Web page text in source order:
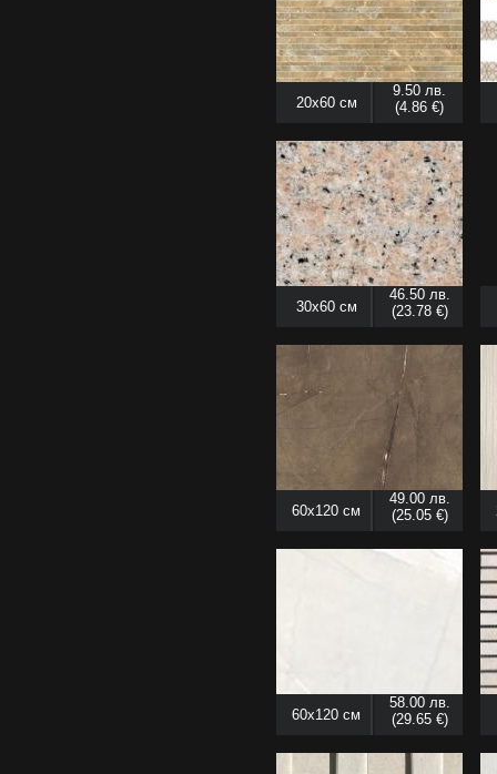
20x60 см
9.50 лв.
(4.86 €)
30x60 см
46.50 лв.
(23.78 €)
60x120 см
49.00 лв.
(25.05 €)
60x120 см
58.00 лв.
(29.65 €)